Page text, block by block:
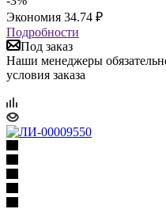
Экономия 34.74 ₽
Подробности
Под заказ
Наши менеджеры
условия заказа